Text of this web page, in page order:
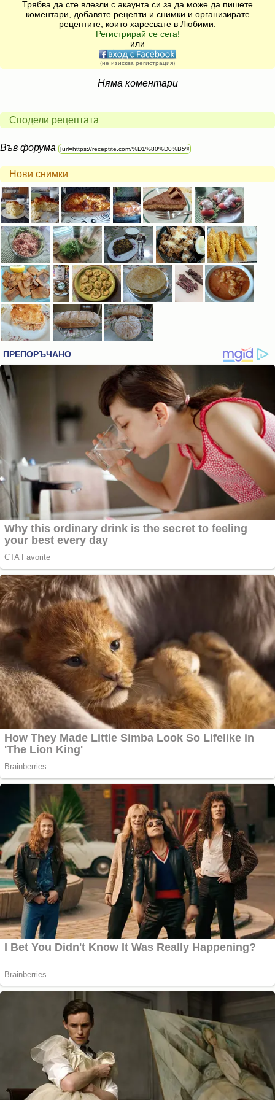
Трябва да сте влезли с акаунта си за да може да пишете
коментари, добавяте рецепти и снимки и организирате
рецептите, които харесвате в Любими.
Регистрирай се сега!
или
(не изисква регистрация)
Няма коментари
Сподели рецептата
Във форума
Нови снимки